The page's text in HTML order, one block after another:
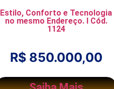
Estilo, Conforto e Tecnologia
no mesmo Endereço. I Cód.
1124
R$ 850.000,00